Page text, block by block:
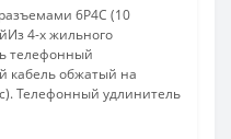
6P4C (10
4-х жильного
телефонный
кабель обжатый на
Телефонный удлинитель